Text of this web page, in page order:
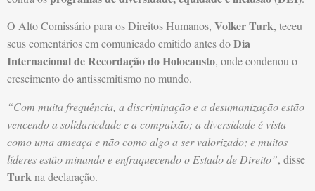
O Alto Comissário para os Direitos Humanos, Volker Turk, teceu
seus comentários em comunicado emitido antes doDia
Internacional de Recordação do Holocausto, onde condenou o
crescimento do antissemitismo no mundo.
“Com muita frequência, a discriminação e a desumanização estão
vencendo a solidariedade e a compaixão; a diversidade é vista
como uma ameaça e não como algo a ser valorizado; e muitos
líderes estão minando e enfraquecendo o Estado de Direito”, disse
Turkna declaração.